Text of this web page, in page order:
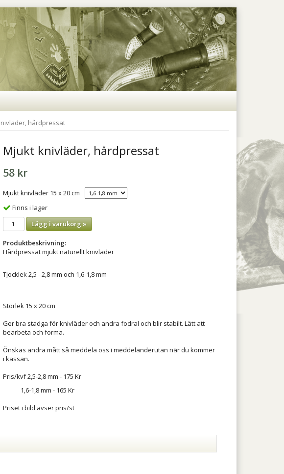
hårdpressat
Mjukt knivläder, hårdpressat
58 kr
Mjukt knivläder 15 x 20 cm
Finns i lager
Lägg i varukorg »
Produktbeskrivning:
Hårdpressat mjukt naturellt knivläder
Tjocklek 2,5 - 2,8 mm och 1,6-1,8 mm
Storlek 15 x 20 cm
Ger bra stadga för knivläder och andra fodral och blir stabilt. Lätt att
bearbeta och forma.
Önskas andra mått så meddela oss i meddelanderutan när du kommer
i kassan.
Pris/kvf 2,5-2,8 mm - 175 Kr
1,6-1,8 mm - 165 Kr
Priset i bild avser pris/st